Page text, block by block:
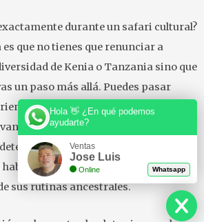
durante un safari cultural?
que no tienes que renunciar a
de Kenia o Tanzania sino que
un paso más allá. Puedes pasar
llanuras infinitas para observar
de las grandes migraciones y al
en poblados locales para
admirar su trabajo manual
sus rutinas ancestrales.
Hola 👋 ¿En qué podemos
ayudarte?
Ventas
Jose Luis
Online Whatsapp